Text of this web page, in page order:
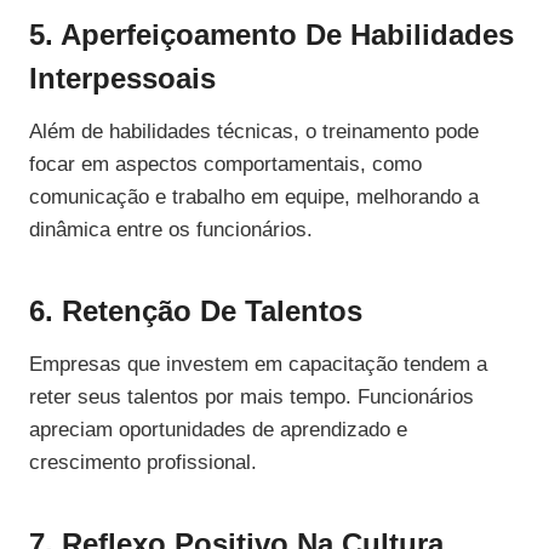
5. Aperfeiçoamento De Habilidades
Interpessoais
Além de habilidades técnicas, o treinamento pode
focar em aspectos comportamentais, como
comunicação e trabalho em equipe, melhorando a
dinâmica entre os funcionários.
6. Retenção De Talentos
Empresas que investem em capacitação tendem a
reter seus talentos por mais tempo. Funcionários
apreciam oportunidades de aprendizado e
crescimento profissional.